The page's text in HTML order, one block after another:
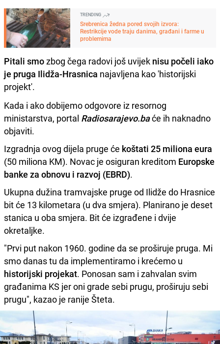
TRENDING
Srebrenica žedna pored svojih izvora:
Restrikcije vode traju danima, građani i farme u
problemima
Pitali smozbog čega radovi još uvijek nisu počeli iako
je pruga Ilidža-Hrasnica najavljena kao 'historijski
projekt'.
Kada i ako dobijemo odgovore iz resornog
ministarstva, portal Radiosarajevo.baće ih naknadno
objaviti.
Izgradnja ovog dijela pruge će koštati 25 miliona eura
(50 miliona KM). Novac je osiguran kreditom Europske
banke za obnovu i razvoj (EBRD).
Ukupna dužina tramvajske pruge od Ilidže do Hrasnice
bit će 13 kilometara (u dva smjera). Planirano je deset
stanica u oba smjera. Bit će izgrađene i dvije
okretaljke.
"Prvi put nakon 1960. godine da se proširuje pruga. Mi
smo danas tu da implementiramo i krećemo u
historijski projekat. Ponosan sam i zahvalan svim
građanima KS jer oni grade sebi prugu, proširuju sebi
prugu", kazao je ranije Šteta.